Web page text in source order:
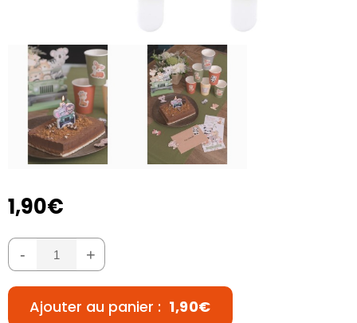
1,90€
- +
Ajouter au panier : 1,90€